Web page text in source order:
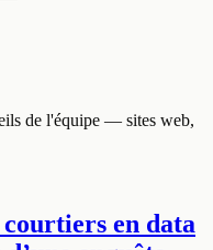
de l'équipe — sites web,
courtiers en data